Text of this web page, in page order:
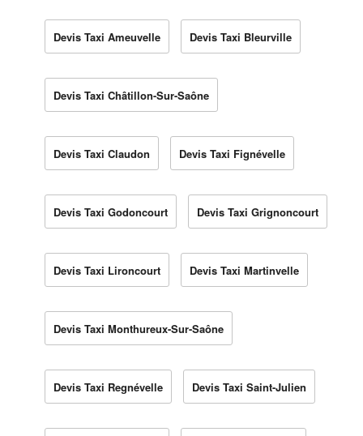
Devis Taxi Ameuvelle Devis Taxi Bleurville
Devis Taxi Châtillon-Sur-Saône
Devis Taxi Claudon Devis Taxi Fignévelle
Devis Taxi Godoncourt Devis Taxi Grignoncourt
Devis Taxi Lironcourt Devis Taxi Martinvelle
Devis Taxi Monthureux-Sur-Saône
Devis Taxi Regnévelle Devis Taxi Saint-Julien